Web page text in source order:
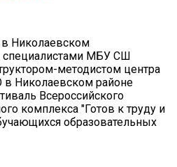
в Николаевском
специалистами МБУ СШ
методистом центра
в Николаевском районе
Всероссийского
комплекса "Готов к труду и
образовательных